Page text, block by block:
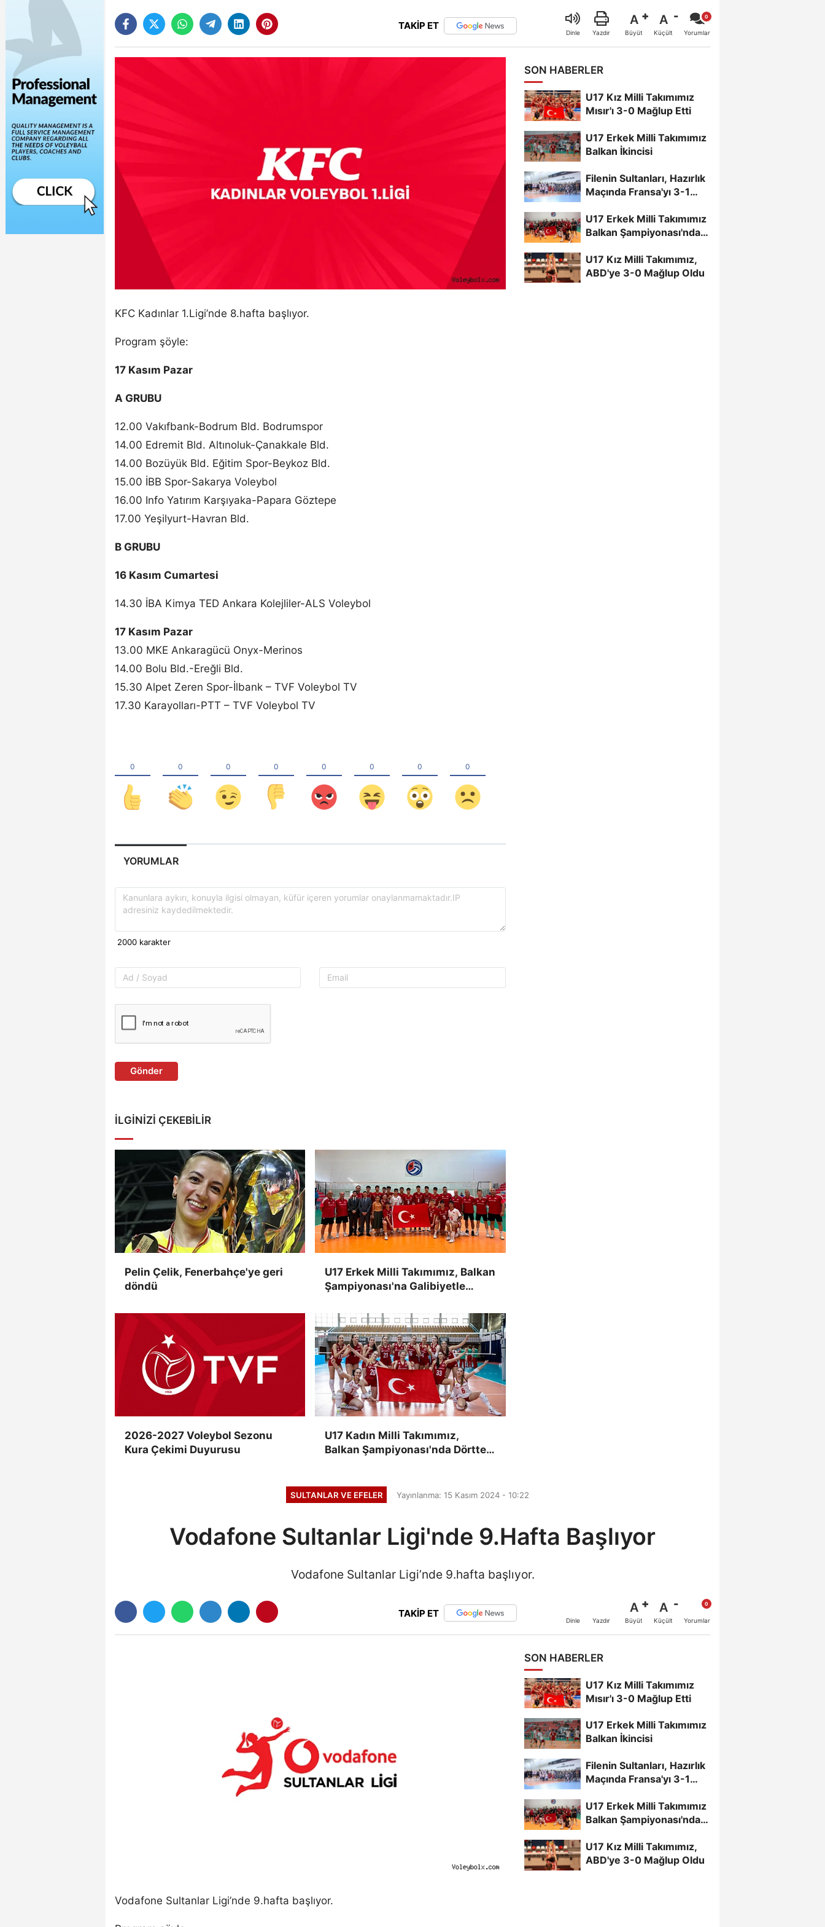
TAKİP ET
Dinle Yazdır
A
Büyüt
A
Küçült Yorumlar
KFC Kadınlar 1.Ligi’nde 8.hafta başlıyor.
Program şöyle:
17 Kasım Pazar
A GRUBU
12.00 Vakıfbank-Bodrum Bld. Bodrumspor
14.00 Edremit Bld. Altınoluk-Çanakkale Bld.
14.00 Bozüyük Bld. Eğitim Spor-Beykoz Bld.
15.00 İBB Spor-Sakarya Voleybol
16.00 Info Yatırım Karşıyaka-Papara Göztepe
17.00 Yeşilyurt-Havran Bld.
B GRUBU
16 Kasım Cumartesi
14.30 İBA Kimya TED Ankara Kolejliler-ALS Voleybol
17 Kasım Pazar
13.00 MKE Ankaragücü Onyx-Merinos
14.00 Bolu Bld.-Ereğli Bld.
15.30 Alpet Zeren Spor-İlbank – TVF Voleybol TV
17.30 Karayolları-PTT – TVF Voleybol TV
YORUMLAR
Gönder
İLGINIZI ÇEKEBILIR
Pelin Çelik, Fenerbahçe'ye geri
döndü
U17 Erkek Milli Takımımız, Balkan
Şampiyonası'na Galibiyetle
2026-2027 Voleybol Sezonu
Kura Çekimi Duyurusu
U17 Kadın Milli Takımımız,
Balkan Şampiyonası'nda Dörtte
SON HABERLER
U17 Kız Milli Takımımız
Mısır'ı 3-0 Mağlup Etti
U17 Erkek Milli Takımımız
Balkan İkincisi
Filenin Sultanları, Hazırlık
Maçında Fransa'yı 3-1
U17 Erkek Milli Takımımız
Balkan Şampiyonası'nda
U17 Kız Milli Takımımız,
ABD'ye 3-0 Mağlup Oldu
SULTANLAR VE EFELER Yayınlanma: 15 Kasım 2024 - 10:22
Vodafone Sultanlar Ligi'nde 9.Hafta Başlıyor
Vodafone Sultanlar Ligi’nde 9.hafta başlıyor.
TAKİP ET
Dinle Yazdır
A
Büyüt
A
Küçült Yorumlar
Vodafone Sultanlar Ligi’nde 9.hafta başlıyor.
SON HABERLER
U17 Kız Milli Takımımız
Mısır'ı 3-0 Mağlup Etti
U17 Erkek Milli Takımımız
Balkan İkincisi
Filenin Sultanları, Hazırlık
Maçında Fransa'yı 3-1
U17 Erkek Milli Takımımız
Balkan Şampiyonası'nda
U17 Kız Milli Takımımız,
ABD'ye 3-0 Mağlup Oldu